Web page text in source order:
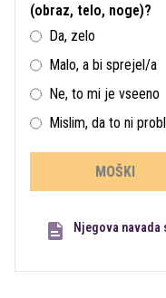
(obraz, telo, noge)?
Da, zelo
Malo, a bi sprejel/a
Ne, to mi je vseeno
Mislim, da to ni
MOŠKI
Njegova